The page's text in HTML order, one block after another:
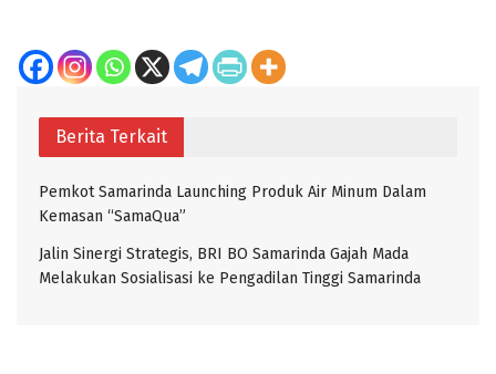
Berita Terkait
Pemkot Samarinda Launching Produk Air Minum Dalam
Kemasan “SamaQua”
Jalin Sinergi Strategis, BRI BO Samarinda Gajah Mada
Melakukan Sosialisasi ke Pengadilan Tinggi Samarinda